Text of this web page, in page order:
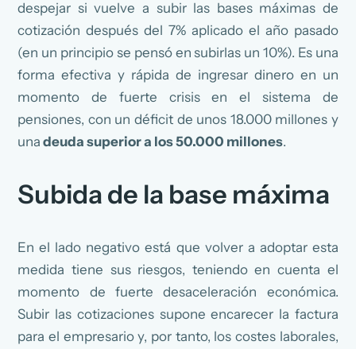
despejar si vuelve a subir las bases máximas de
cotización después del 7% aplicado el año pasado
(en un principio se pensó en subirlas un 10%). Es una
forma efectiva y rápida de ingresar dinero en un
momento de fuerte crisis en el sistema de
pensiones, con un déficit de unos 18.000 millones y
unadeuda superior a los 50.000 millones.
Subida de la base máxima
En el lado negativo está que volver a adoptar esta
medida tiene sus riesgos, teniendo en cuenta el
momento de fuerte desaceleración económica.
Subir las cotizaciones supone encarecer la factura
para el empresario y, por tanto, los costes laborales,